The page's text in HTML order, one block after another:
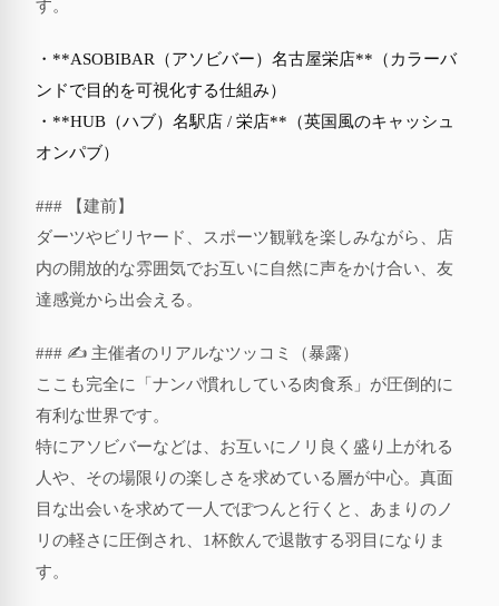
す。
・**ASOBIBAR（アソビバー）名古屋栄店**（カラーバ
ンドで目的を可視化する仕組み）
・**HUB（ハブ）名駅店 / 栄店**（英国風のキャッシュ
オンパブ）
### 【建前】
ダーツやビリヤード、スポーツ観戦を楽しみながら、店
内の開放的な雰囲気でお互いに自然に声をかけ合い、友
達感覚から出会える。
### ✍️ 主催者のリアルなツッコミ（暴露）
ここも完全に「ナンパ慣れしている肉食系」が圧倒的に
有利な世界です。
特にアソビバーなどは、お互いにノリ良く盛り上がれる
人や、その場限りの楽しさを求めている層が中心。真面
目な出会いを求めて一人でぽつんと行くと、あまりのノ
リの軽さに圧倒され、1杯飲んで退散する羽目になりま
す。